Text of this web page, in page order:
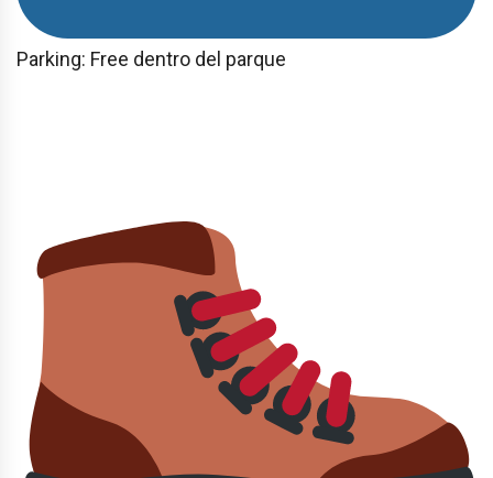
Parking: Free dentro del parque